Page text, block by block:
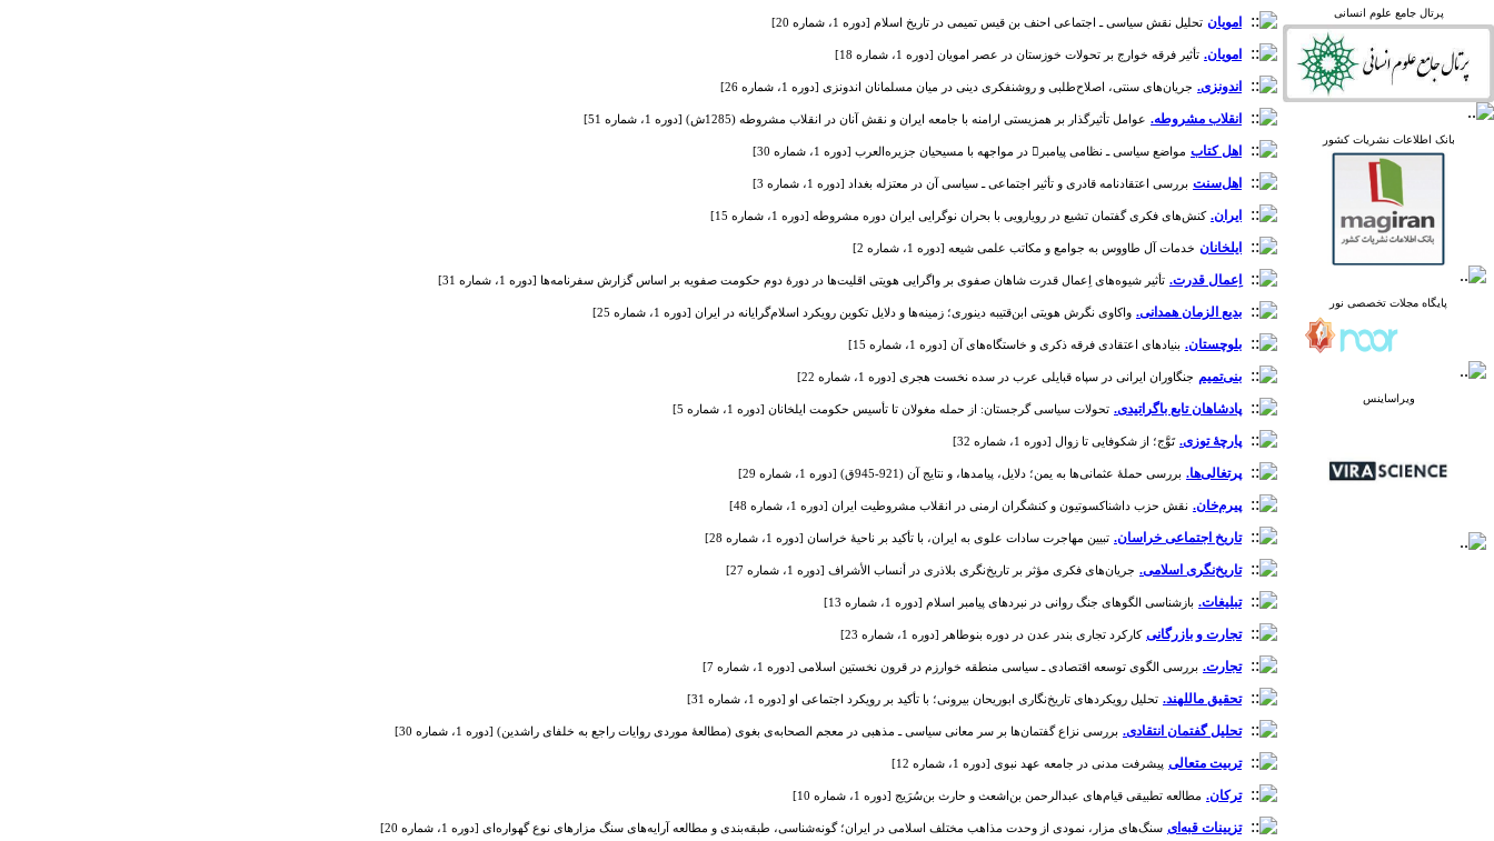
Academia
پژوهشی
پایگاه علوم استنادی جهان
اسلام
پایگاه مجلات تخصصی نور
پایگاه مرکز اطلاعات جهاد
دانشگاهی
بانک اطلاعات نشریات
کشور
virascience
پرتال جامع علوم انسانی
بانک اطلاعات نشریات کشور
پایگاه مجلات تخصصی نور
ویراساینس
امویان تحلیل نقش سیاسی ـ اجتماعی احنف بن قیس تمیمی در تاریخ اسلام [دوره 1، شماره 20]
امویان. تأثیر فرقه خوارج بر تحولات خوزستان در عصر امویان [دوره 1، شماره 18]
اندونزی. جریان‌های سنتی، اصلاح‌طلبی و روشنفکری دینی در میان مسلمانان اندونزی [دوره 1، شماره 26]
انقلاب مشروطه. عوامل تأثیرگذار بر همزیستی ارامنه با جامعه ایران و نقش آنان در انقلاب مشروطه (1285ش) [دوره 1، شماره 51]
اهل کتاب مواضع سیاسی ـ نظامی پیامبر در مواجهه با مسیحیان جزیره‌العرب [دوره 1، شماره 30]
اهل‌سنت بررسی اعتقادنامه قادری و تأثیر اجتماعی ـ سیاسی آن در معتزله بغداد [دوره 1، شماره 3]
ایران. کنش‌های فکری گفتمان تشیع در رویارویی با بحران نوگرایی ایران دوره مشروطه [دوره 1، شماره 15]
ایلخانان خدمات آل طاووس به جوامع و مکاتب علمی شیعه [دوره 1، شماره 2]
اِعمال قدرت. تأثیر شیوه‌‌های اِعمال قدرت شاهان صفوی بر واگرایی هویتی‌‌ اقلیت‌‌ها در دورۀ دوم حکومت صفویه بر اساس گزارش‌‌ سفرنامه‌‌ها [دوره 1، شماره 31]
بدیع الزمان همدانی. واکاوی نگرش هویتی ابن‌قتیبه دینوری؛ زمینه‌ها و دلایل تکوین رویکرد اسلام‌گرایانه در ایران [دوره 1، شماره 25]
بلوچستان. بنیادهای اعتقادی فرقه ذکری و خاستگاه‌های آن [دوره 1، شماره 15]
بنی‌تمیم جنگاوران ایرانی در سپاه قبایلی عرب در سده نخست هجری [دوره 1، شماره 22]
پادشاهان تابع باگراتیدی. تحولات سیاسی گرجستان: از حمله مغولان تا تأسیس حکومت ایلخانان [دوره 1، شماره 5]
پارچۀ توزی. تَوَّج؛ از شکوفایی تا زوال [دوره 1، شماره 32]
پرتغالی‌ها. بررسی حملۀ عثمانی‌ها به یمن؛ دلایل، پیامدها، و نتایج آن (921-945ق) [دوره 1، شماره 29]
پیرم‌خان. نقش حزب داشناکسوتیون و کنشگران ارمنی در انقلاب مشروطیت ایران [دوره 1، شماره 48]
تاریخ اجتماعی خراسان.‌ تبیین مهاجرت سادات علوی به ایران، با تأکید بر ناحیۀ خراسان [دوره 1، شماره 28]
تاریخ‌نگری اسلامی. جریان‌های فکری مؤثر بر تاریخ‌نگری بلاذری در أنساب الأشراف [دوره 1، شماره 27]
تبلیغات. بازشناسی الگوهای جنگ روانی در نبردهای پیامبر اسلام [دوره 1، شماره 13]
تجارت و بازرگانی کارکرد تجاری بندر عدن در دوره بنوطاهر [دوره 1، شماره 23]
تجارت. بررسی الگوی توسعه اقتصادی ـ سیاسی منطقه خوارزم در قرون نخستین اسلامی [دوره 1، شماره 7]
تحقیق ماللهند. تحلیل رویکردهای تاریخ‌نگاری ابوریحان بیرونی؛ با تأکید بر رویکرد اجتماعی او [دوره 1، شماره 31]
تحلیل گفتمان انتقادی. بررسی نزاع گفتمان‌ها بر سر معانی سیاسی ـ مذهبی در معجم الصحابه‌ی بغوی (مطالعۀ موردی روایات راجع به خلفای راشدین) [دوره 1، شماره 30]
تربیت متعالی پیشرفت مدنی در جامعه عهد نبوی [دوره 1، شماره 12]
ترکان. مطالعه تطبیقی قیام‌های عبدالرحمن بن‌اشعث و حارث بن‌سُرَیج [دوره 1، شماره 10]
تزیینات قبه‌ای سنگ‌های مزار، نمودی از وحدت مذاهب مختلف اسلامی در ایران؛ گونه‌شناسی، طبقه‌بندی و مطالعه آرایه‌های سنگ مزارهای نوع گهواره‌ای [دوره 1، شماره 20]